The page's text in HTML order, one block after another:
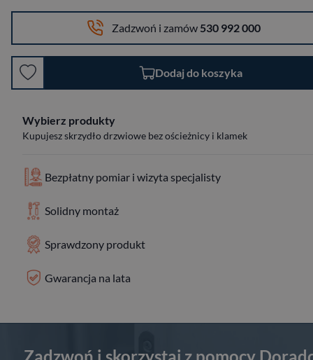
Zadzwoń i zamów 530 992 000
Dodaj do koszyka
Wybierz produkty
Kupujesz skrzydło drzwiowe bez ościeżnicy i klamek
Bezpłatny pomiar i wizyta specjalisty
Solidny montaż
Sprawdzony produkt
Gwarancja na lata